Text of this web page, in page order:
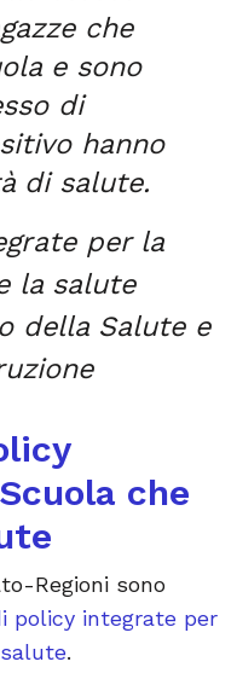
che
e sono
di
hanno
di salute.
per la
la salute
della Salute e
che
Regioni sono
policy integrate per
.